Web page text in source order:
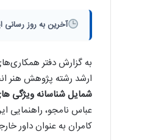
آخرین به روز
به گزارش دفتر
ارشد رشته پژوهش هنر انجام شد.احمد رشاد
شمایل شناسانه ویژگی
عباس نامجو، راهنمایی
کامران به عنوان داور